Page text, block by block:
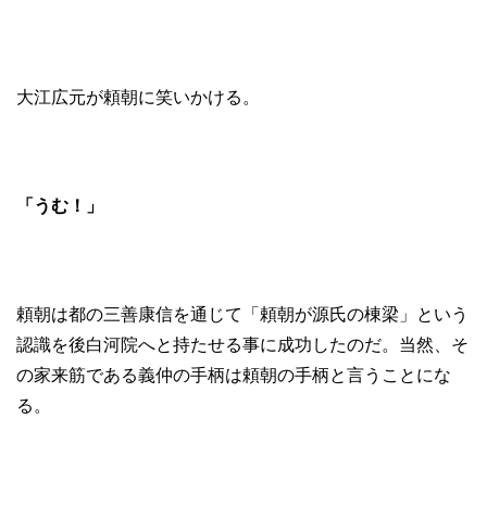
大江広元が頼朝に笑いかける。
「うむ！」
頼朝は都の三善康信を通じて「頼朝が源氏の棟梁」という
認識を後白河院へと持たせる事に成功したのだ。当然、そ
の家来筋である義仲の手柄は頼朝の手柄と言うことにな
る。